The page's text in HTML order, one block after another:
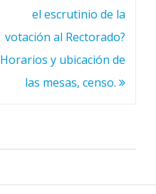
el escrutinio de la
votación al Rectorado?
Horarios y ubicación de
las mesas, censo.